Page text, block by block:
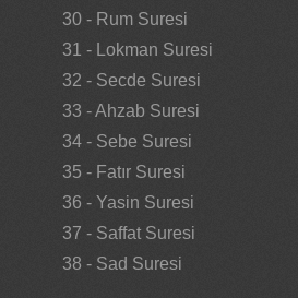
30 - Rum Suresi
31 - Lokman Suresi
32 - Secde Suresi
33 - Ahzab Suresi
34 - Sebe Suresi
35 - Fatır Suresi
36 - Yasin Suresi
37 - Saffat Suresi
38 - Sad Suresi